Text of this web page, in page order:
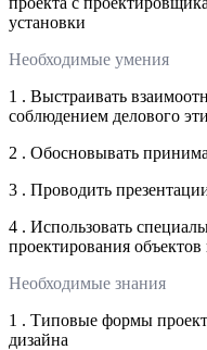
установки
Необходимые умения
1 . Выстраивать
соблюдением делового
2 . Обосновывать
3 . Проводить
4 . Использовать
проектирования
Необходимые знания
1 . Типовые формы
дизайна